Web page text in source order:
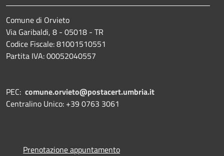
Comune di Orvieto
Via Garibaldi, 8 - 05018 - TR
Codice Fiscale: 81001510551
Partita IVA: 00052040557
PEC: comune.orvieto@postacert.umbria.it
Centralino Unico: +39 0763 3061
Prenotazione appuntamento